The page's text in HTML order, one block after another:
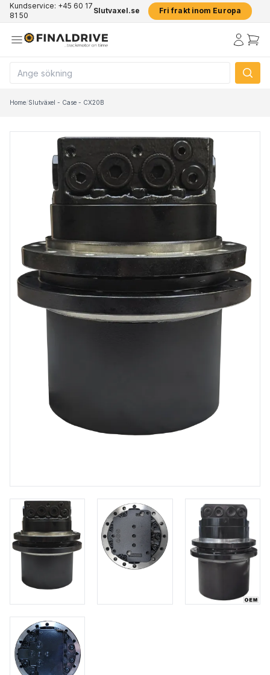
Kundservice: +45 60 17
81 50
Slutvaxel.se Fri frakt inom Europa
Home/Slutväxel - Case - CX20B